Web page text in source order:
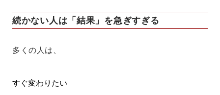
続かない人は「結果」を急ぎすぎる
多くの人は、
すぐ変わりたい